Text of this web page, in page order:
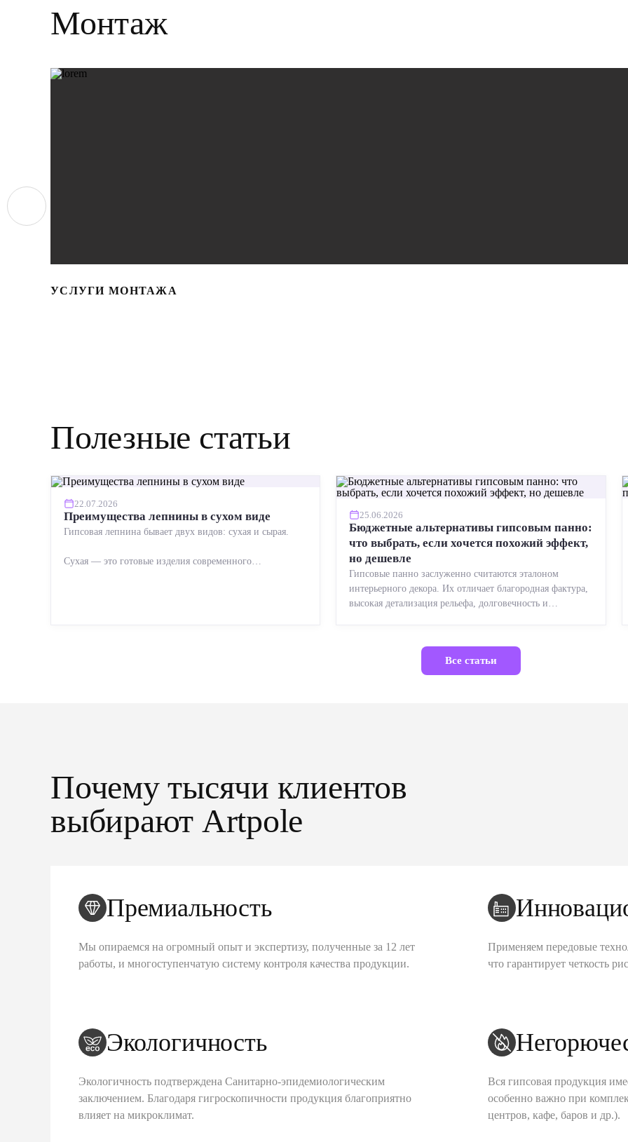
Монтаж
УСЛУГИ МОНТАЖА
Полезные статьи
22.07.2026
Преимущества лепнины в сухом виде
Гипсовая лепнина бывает двух видов: сухая и сырая.
Сухая — это готовые изделия современного
25.06.2026
Бюджетные альтернативы гипсовым панно:
что выбрать, если хочется похожий эффект,
но дешевле
Гипсовые панно заслуженно считаются эталоном
интерьерного декора. Их отличает благородная фактура,
высокая детализация рельефа, долговечность и
Все статьи
Почему тысячи клиентов
выбирают Artpole
Премиальность
Мы опираемся на огромный опыт и экспертизу, полученные за 12 лет
работы, и многоступенчатую систему контроля качества продукции.
Применяем передовые
что гарантирует четкость
Экологичность
Экологичность подтверждена Санитарно-эпидемиологическим
заключением. Благодаря гигроскопичности продукция благоприятно
влияет на микроклимат.
Вся гипсовая продукция
особенно важно при
центров, кафе, баров и др.).